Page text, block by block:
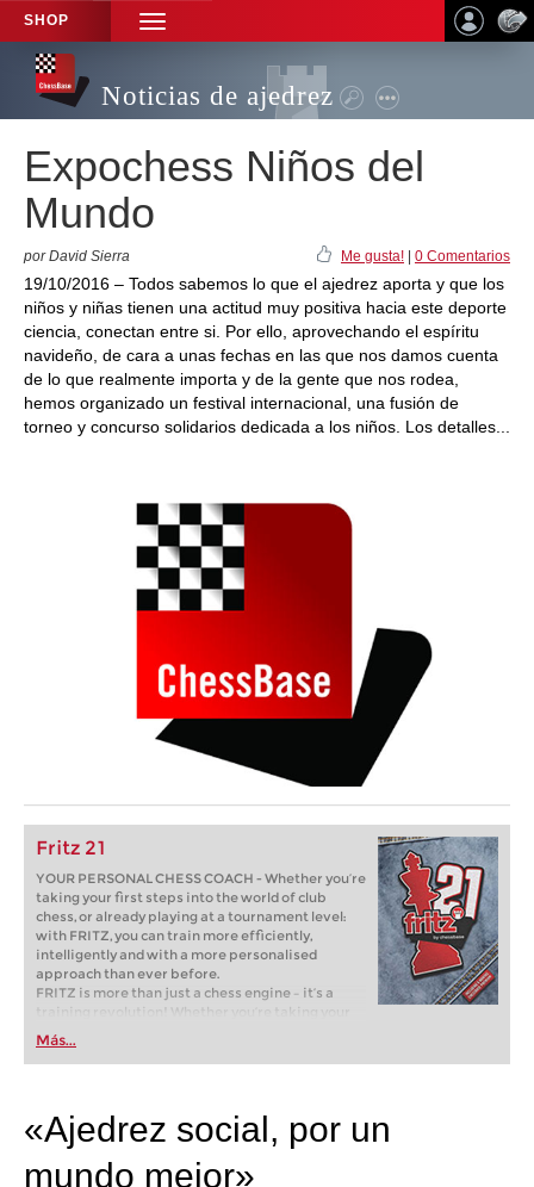
SHOP
TOGGLE
NAVIGATION
Noticias de ajedrez
Expochess Niños del
Mundo
por David Sierra Me gusta! 0 Comentarios
19/10/2016 – Todos sabemos lo que el ajedrez aporta y que los
niños y niñas tienen una actitud muy positiva hacia este deporte
ciencia, conectan entre si. Por ello, aprovechando el espíritu
navideño, de cara a unas fechas en las que nos damos cuenta
de lo que realmente importa y de la gente que nos rodea,
hemos organizado un festival internacional, una fusión de
torneo y concurso solidarios dedicada a los niños. Los detalles...
Fritz 21
YOUR PERSONAL CHESS COACH - Whether you’re
taking your first steps into the world of club
chess, or already playing at a tournament level:
with FRITZ, you can train more efficiently,
intelligently and with a more personalised
approach than ever before.
FRITZ is more than just a chess engine – it’s a
training revolution! Whether you’re taking your
first steps into the world of club chess, or already
playing at a tournament level: with FRITZ, you can
train more efficiently, intelligently and with a
Más...
«Ajedrez social, por un
mundo mejor»